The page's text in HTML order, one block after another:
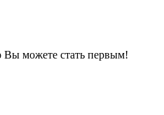
Вы можете стать первым!